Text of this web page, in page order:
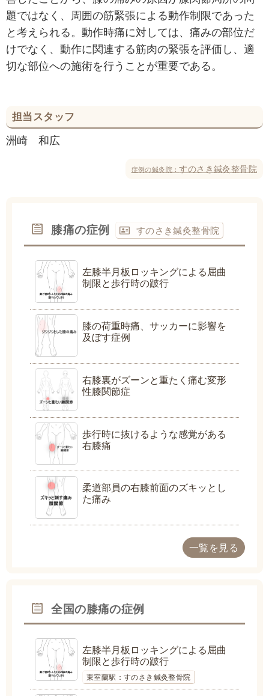
題ではなく、周囲の筋緊張による動作制限であった
と考えられる。動作時痛に対しては、痛みの部位だ
けでなく、動作に関連する筋肉の緊張を評価し、適
切な部位への施術を行うことが重要である。
担当スタッフ
洲崎 和広
症例の鍼灸院：すのさき鍼灸整骨院
膝痛の症例 すのさき鍼灸整骨院
左膝半月板ロッキングによる屈曲
制限と歩行時の跛行
膝の荷重時痛、サッカーに影響を
及ぼす症例
右膝裏がズーンと重たく痛む変形
性膝関節症
歩行時に抜けるような感覚がある
右膝痛
柔道部員の右膝前面のズキッとし
た痛み
一覧を見る
全国の膝痛の症例
左膝半月板ロッキングによる屈曲
制限と歩行時の跛行
東室蘭駅：すのさき鍼灸整骨院